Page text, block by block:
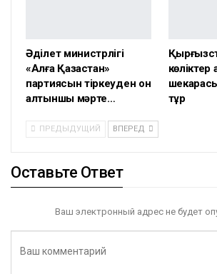
Әділет министрлігі
«Алға Қазақстан»
партиясын тіркеуден он
алтыншы мәрте…
көліктер
тұр
ПРЕДЫДУЩИЙ ВПЕРЕД
Оставьте Ответ
Ваш электронный адрес не будет